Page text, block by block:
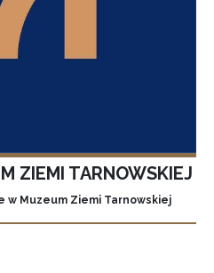
ZIEMI TARNOWSKIEJ
w Muzeum Ziemi Tarnowskiej